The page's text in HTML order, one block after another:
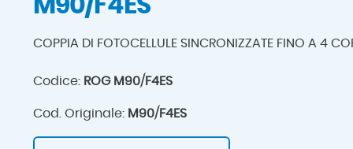
M90/F4ES
COPPIA DI FOTOCELLULE SINCRONIZZATE FINO A 4
Codice: ROG M90/F4ES
Cod. Originale: M90/F4ES